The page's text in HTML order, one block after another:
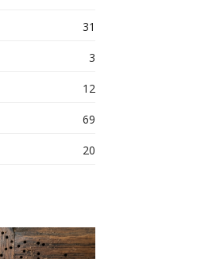
31
3
12
69
20